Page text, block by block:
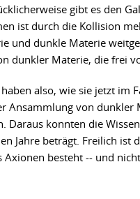
gibt es den
ist durch die Kollision
und dunkle Materie
dunkler Materie, die frei
also, wie sie jetzt im
Ansammlung von
Daraus konnten die
Jahre beträgt. Freilich ist
besteht -- und